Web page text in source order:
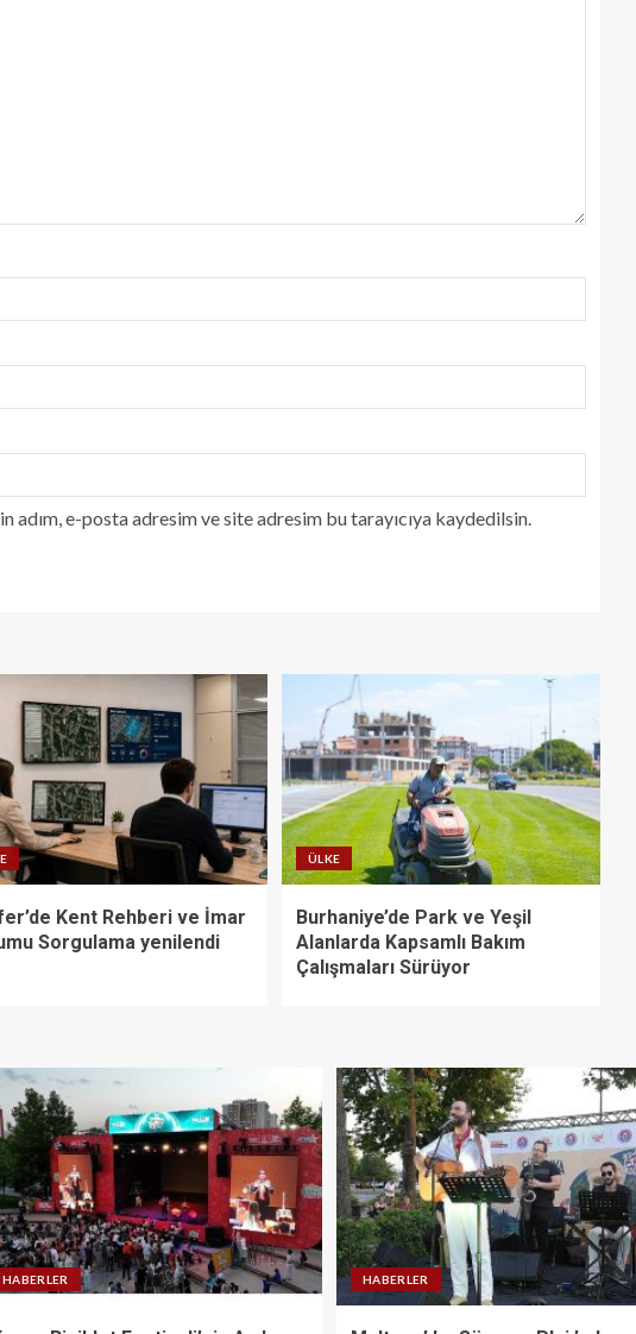
adım, e-posta adresim ve site adresim bu tarayıcıya kaydedilsin.
Kent Rehberi ve İmar
Sorgulama yenilendi
ÜLKE
Burhaniye’de Park ve Yeşil
Alanlarda Kapsamlı Bakım
Çalışmaları Sürüyor
HABERLER HABERLER